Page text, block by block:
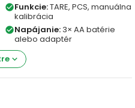
check_circleFunkcie:TARE, PCS, manuálna
kalibrácia
check_circleNapájanie: 3× AA batérie
alebo adaptér
keyboard_arrow_down